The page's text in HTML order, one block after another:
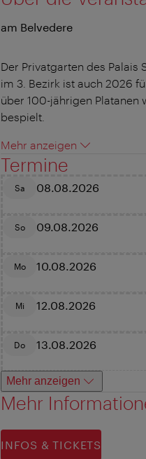
am Belvedere
Der Privatgarten des
im 3. Bezirk ist auch 2026
über 100-jährigen Platanen
bespielt.
Mehr anzeigen
Termine
Sa 08.08.2026
So 09.08.2026
Mo 10.08.2026
Mi 12.08.2026
Do 13.08.2026
Mehr anzeigen
Mehr
INFOS & TICKETS